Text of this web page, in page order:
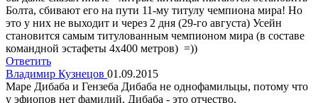
Болта, сбивают его на пути 11-му титулу чемпиона мира! Но
это у них не выходит и через 2 дня (29-го августа) Усейн
становится самым титулованным чемпионом мира (в составе
командной эстафеты 4х400 метров) =))
Ответить
Владимир Кузнецов 01.09.2015
Маре Дибаба и Гензеба Дибаба не однофамильцы, потому что
у эфиопов нет фамилий. Дибаба - это отчество.